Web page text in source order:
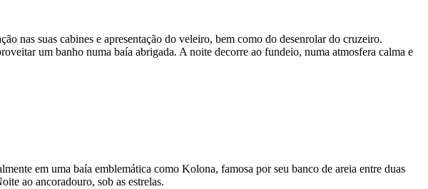
nas suas cabines e apresentação do veleiro, bem como do desenrolar do cruzeiro.
um banho numa baía abrigada. A noite decorre ao fundeio, numa atmosfera calma e
em uma baía emblemática como Kolona, famosa por seu banco de areia entre duas
ao ancoradouro, sob as estrelas.